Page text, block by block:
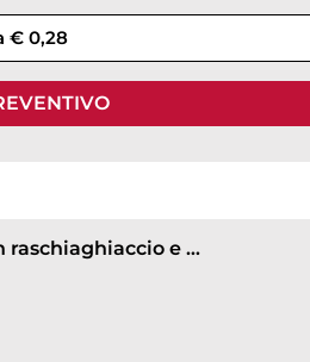
€ 0,28
Disco orario multifunzione in plastica blu con raschiaghiaccio e getto